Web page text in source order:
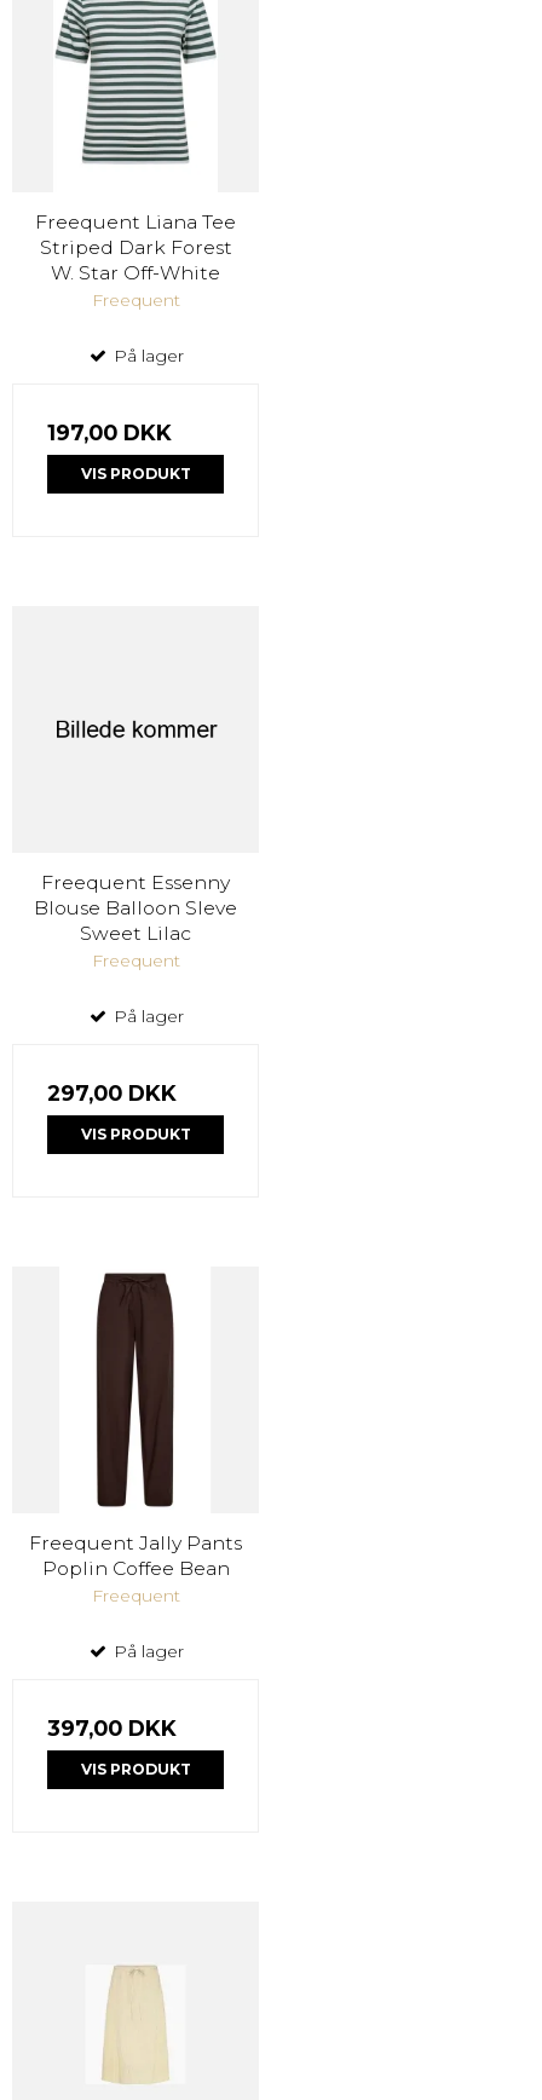
Freequent Liana Tee
Striped Dark Forest
W. Star Off-White
Freequent
På lager
197,00 DKK
VIS PRODUKT
Freequent Essenny
Blouse Balloon Sleve
Sweet Lilac
Freequent
På lager
297,00 DKK
VIS PRODUKT
Freequent Jally Pants
Poplin Coffee Bean
Freequent
På lager
397,00 DKK
VIS PRODUKT